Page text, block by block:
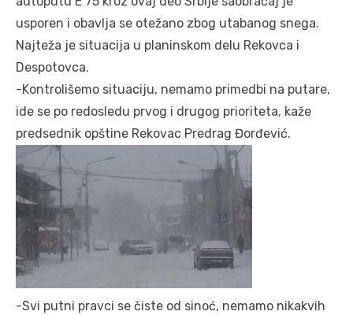
usporen i obavlja se otežano zbog utabanog snega.
Najteža je situacija u planinskom delu Rekovca i
Despotovca.
-Kontrolišemo situaciju, nemamo primedbi na putare,
ide se po redosledu prvog i drugog prioriteta, kaže
predsednik opštine Rekovac Predrag Đorđević.
-Svi putni pravci se čiste od sinoć, nemamo nikakvih